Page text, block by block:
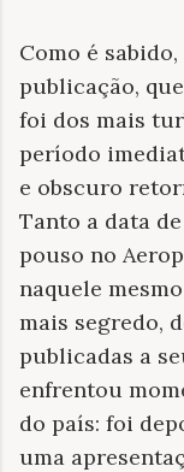
Como é
publicação,
foi dos mais
período
e obscuro
Tanto a data
pouso no
naquele
mais segredo,
publicadas a
enfrentou
do país: foi
uma